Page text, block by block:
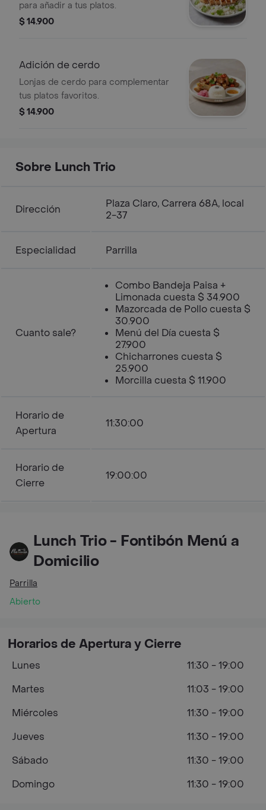
para añadir a tus platos.
$ 14.900
Adición de cerdo
Lonjas de cerdo para complementar
tus platos favoritos.
$ 14.900
Sobre Lunch Trio
Dirección
Plaza Claro, Carrera 68A, local
2-37
Especialidad Parrilla
Cuanto sale?
Combo Bandeja Paisa +
Limonada cuesta $ 34.900
Mazorcada de Pollo cuesta $
30.900
Menú del Día cuesta $
27.900
Chicharrones cuesta $
25.900
Morcilla cuesta $ 11.900
Horario de
Apertura
11:30:00
Horario de
Cierre
19:00:00
Lunch Trio - Fontibón Menú a
Domicilio
Parrilla
Abierto
Horarios de Apertura y Cierre
Lunes
11:30 - 19:00
Martes
11:03 - 19:00
Miércoles
11:30 - 19:00
Jueves
11:30 - 19:00
Sábado
11:30 - 19:00
Domingo
11:30 - 19:00